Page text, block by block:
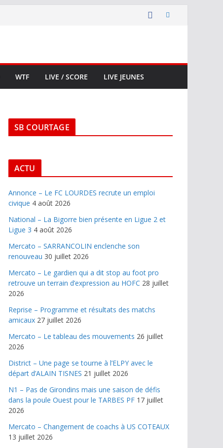
WTF LIVE / SCORE LIVE JEUNES
SB COURTAGE
ACTU
Annonce – Le FC LOURDES recrute un emploi
civique 4 août 2026
National – La Bigorre bien présente en Ligue 2 et
Ligue 3 4 août 2026
Mercato – SARRANCOLIN enclenche son
renouveau 30 juillet 2026
Mercato – Le gardien qui a dit stop au foot pro
retrouve un terrain d’expression au HOFC 28 juillet
2026
Reprise – Programme et résultats des matchs
amicaux 27 juillet 2026
Mercato – Le tableau des mouvements 26 juillet
2026
District – Une page se tourne à l’ELPY avec le
départ d’ALAIN TISNES 21 juillet 2026
N1 – Pas de Girondins mais une saison de défis
dans la poule Ouest pour le TARBES PF 17 juillet
2026
Mercato – Changement de coachs à US COTEAUX
13 juillet 2026